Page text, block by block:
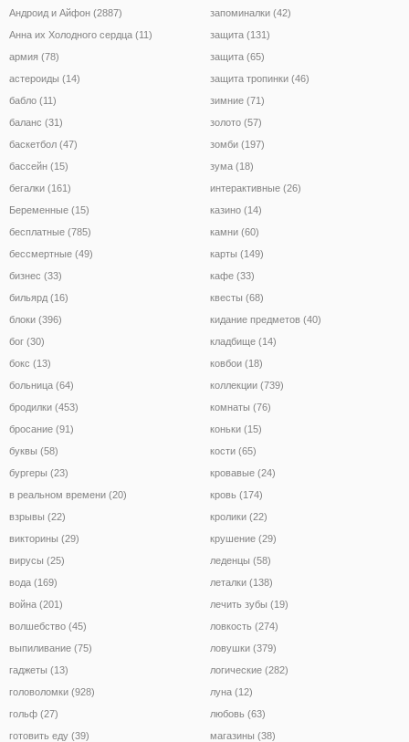
Андроид и Айфон (2887)
Анна их Холодного сердца (11)
армия (78)
астероиды (14)
бабло (11)
баланс (31)
баскетбол (47)
бассейн (15)
бегалки (161)
Беременные (15)
бесплатные (785)
бессмертные (49)
бизнес (33)
бильярд (16)
блоки (396)
бог (30)
бокс (13)
больница (64)
бродилки (453)
бросание (91)
буквы (58)
бургеры (23)
в реальном времени (20)
взрывы (22)
викторины (29)
вирусы (25)
вода (169)
война (201)
волшебство (45)
выпиливание (75)
гаджеты (13)
головоломки (928)
гольф (27)
готовить еду (39)
запоминалки (42)
защита (131)
защита (65)
защита тропинки (46)
зимние (71)
золото (57)
зомби (197)
зума (18)
интерактивные (26)
казино (14)
камни (60)
карты (149)
кафе (33)
квесты (68)
кидание предметов (40)
кладбище (14)
ковбои (18)
коллекции (739)
комнаты (76)
коньки (15)
кости (65)
кровавые (24)
кровь (174)
кролики (22)
крушение (29)
леденцы (58)
леталки (138)
лечить зубы (19)
ловкость (274)
ловушки (379)
логические (282)
луна (12)
любовь (63)
магазины (38)